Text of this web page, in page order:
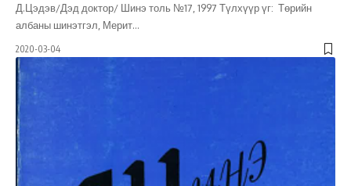
Д.Цэдэв/Дэд доктор/ Шинэ толь №17, 1997 Түлхүүр үг: Төрийн
албаны шинэтгэл, Мерит…
2020-03-04